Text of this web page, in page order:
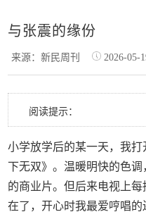
与张震的缘份
来源：新民周刊 2026-05-
阅读提示：
小学放学后的某一天，我
下无双》。温暖明快的色
的商业片。但后来电视上
在了，开心时我最爱哼唱